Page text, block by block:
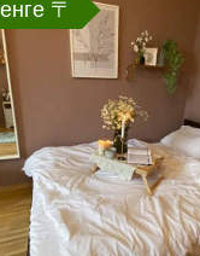
квартир
Алматы
〒